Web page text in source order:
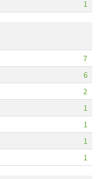
1
7
6
2
1
1
1
1